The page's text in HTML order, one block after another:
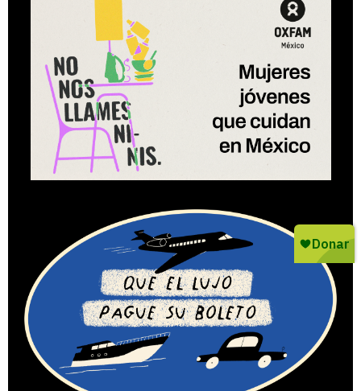
No nos llames ninis
Mujeres jóvenes que cuidan en México
Que el lujo pague su
boleto
Impuestos al transporte VIP
¡Nuevo informe!